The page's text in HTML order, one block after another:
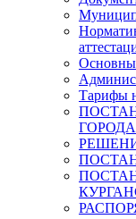
Тарифы